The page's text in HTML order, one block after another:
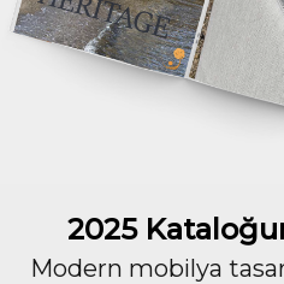
2025
Modern mobilya